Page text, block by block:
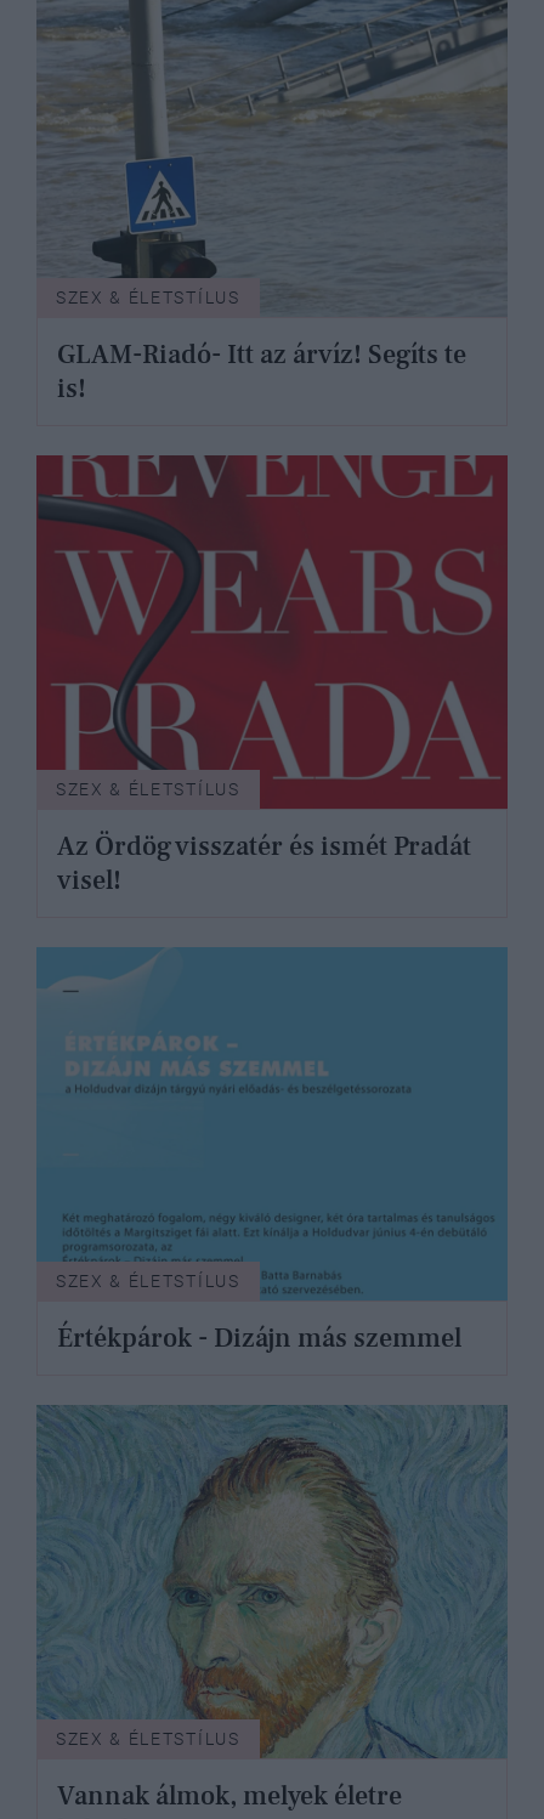
SZEX & ÉLETSTÍLUS
GLAM-Riadó- Itt az árvíz! Segíts te
is!
SZEX & ÉLETSTÍLUS
Az Ördög visszatér és ismét Pradát
visel!
SZEX & ÉLETSTÍLUS
Értékpárok - Dizájn más szemmel
SZEX & ÉLETSTÍLUS
Vannak álmok, melyek életre